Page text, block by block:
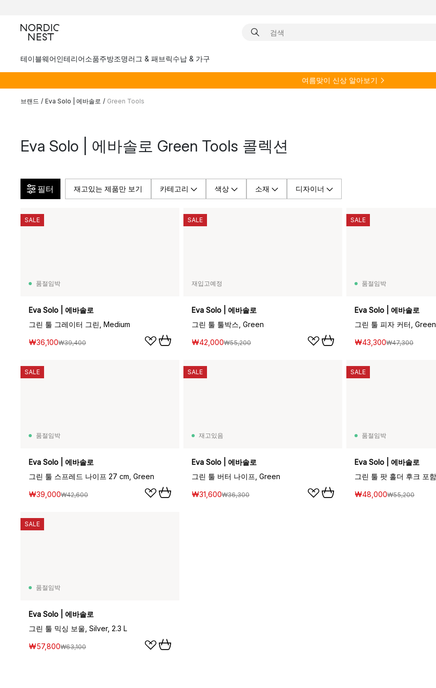
테이블웨어인테리어소품주방조명러그 & 패브릭수납 & 가구
여름맞이 신상 알아보기
브랜드 / Eva Solo | 에바솔로 / Green Tools
Eva Solo | 에바솔로 Green Tools 콜렉션
필터 재고있는 제품만 보기 카테고리 색상 소재 디자이너
품절임박
Eva Solo | 에바솔로
그린 툴 그레이터 그린, Medium
₩36,100₩39,400
SALE
재입고예정
Eva Solo | 에바솔로
그린 툴 툴박스, Green
₩42,000₩55,200
SALE
품절임박
Eva Solo | 에바솔로
그린 툴 피자 커터, Green
₩43,300₩47,300
SALE
품절임박
Eva Solo | 에바솔로
그린 툴 스프레드 나이프 27 cm, Green
₩39,000₩42,600
SALE
재고있음
Eva Solo | 에바솔로
그린 툴 버터 나이프, Green
₩31,600₩36,300
SALE
품절임박
Eva Solo | 에바솔로
₩48,000₩55,200
SALE
품절임박
Eva Solo | 에바솔로
그린 툴 믹싱 보울, Silver, 2.3 L
₩57,800₩63,100
SALE